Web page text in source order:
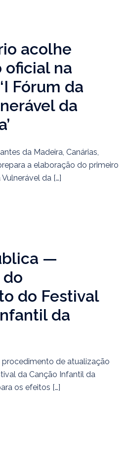
acolhe
oficial na
Fórum da
da
da Madeira, Canárias,
a elaboração do primeiro
da […]
—
do Festival
da
de atualização
da Canção Infantil da
os efeitos […]